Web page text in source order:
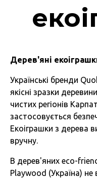
Дерев'яні
Українські бренди
якісні зразки
чистих регіонів
застосовується
Екоіграшки з дерева
вручну.
В дерев'яних eco-
Playwood (Україна) не